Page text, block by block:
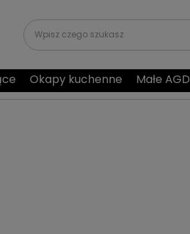
Okapy kuchenne Małe AGD